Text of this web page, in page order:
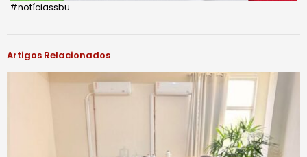
#notíciassbu
Artigos Relacionados